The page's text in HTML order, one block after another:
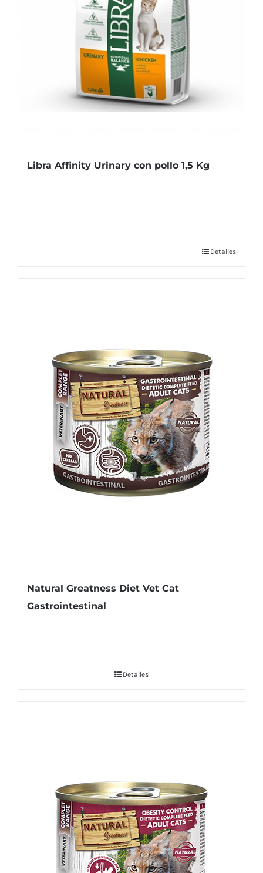
Libra Affinity Urinary con pollo 1,5 Kg
Detalles
Natural Greatness Diet Vet Cat
Gastrointestinal
Detalles